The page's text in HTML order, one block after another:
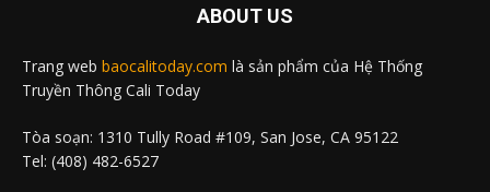
ABOUT US
Trang web baocalitoday.com là sản phẩm của Hệ Thống
Truyền Thông Cali Today
Tòa soạn: 1310 Tully Road #109, San Jose, CA 95122
Tel: (408) 482-6527